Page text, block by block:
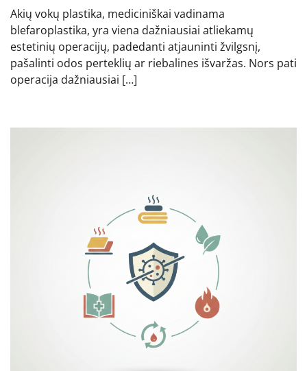
Akių vokų plastika, mediciniškai vadinama
blefaroplastika, yra viena dažniausiai atliekamų
estetinių operacijų, padedanti atjauninti žvilgsnį,
pašalinti odos perteklių ar riebalines išvaržas. Nors pati
operacija dažniausiai […]